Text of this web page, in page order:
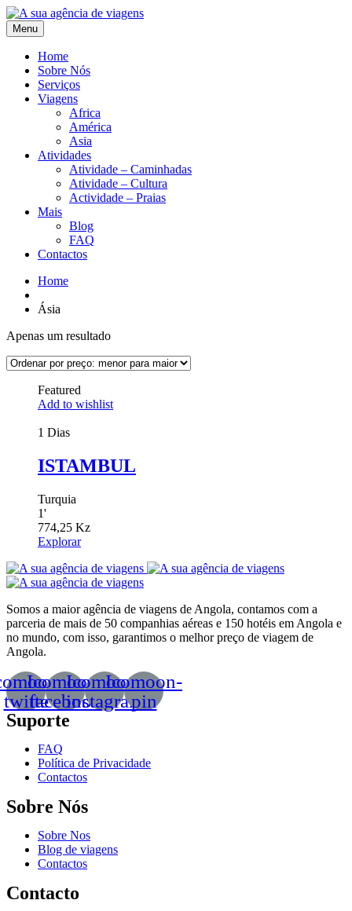
Menu
Home
Sobre Nós
Serviços
Viagens
Africa
América
Asia
Atividades
Atividade – Caminhadas
Atividade – Cultura
Actividade – Praias
Mais
Blog
FAQ
Contactos
Home
Ásia
Apenas um resultado
Featured
Add to wishlist
1 Dias
ISTAMBUL
Turquia
1'
774,25 Kz
Explorar
Somos a maior agência de viagens de Angola, contamos com a
parceria de mais de 50 companhias aéreas e 150 hotéis em Angola e
no mundo, com isso, garantimos o melhor preço de viagem de
Angola.
twitte
Icomoon-
facebook
Icomoon-
instagram
Icomoon-
pin
Suporte
FAQ
Política de Privacidade
Contactos
Sobre Nós
Sobre Nos
Blog de viagens
Contactos
Contacto